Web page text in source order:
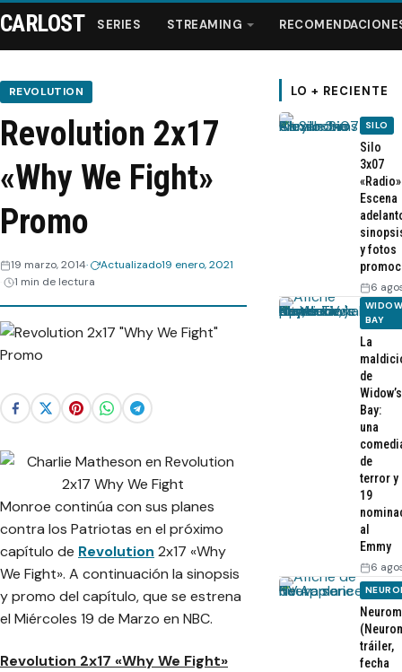
Series
Streaming
Recomendaciones
Videos
Webisodios
CARLOST SERIES STREAMING
REVOLUTION
Revolution 2x17
«Why We Fight»
Promo
19 marzo, 2014 Actualizado19 enero, 2021
1 min de lectura
Monroe continúa con sus planes
contra los Patriotas en el próximo
capítulo de Revolution 2x17 «Why
We Fight». A continuación la sinopsis
y promo del capítulo, que se estrena
el Miércoles 19 de Marzo en NBC.
Revolution 2x17 «Why We Fight»
LO + RECIENTE
SILO
Silo
3x07
Escena
y fotos
6
BAY
La
de
Widow’s
Bay:
una
de
terror y
19
al
Emmy
6
tráiler,
fecha